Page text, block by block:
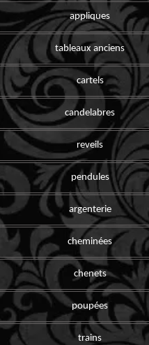
appliques
tableaux anciens
cartels
candelabres
reveils
pendules
argenterie
cheminées
chenets
poupées
trains